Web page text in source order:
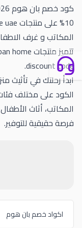
المكاتب و غرف
discount code.
ابدأ رحلتك في تأثيث
الكود على مختلف
المكاتب، أثاث
فرصة حقيقية للتوفير.
اكواد خصم بان هوم